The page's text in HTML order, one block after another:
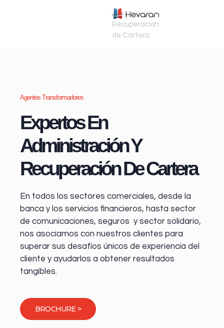
Recuperación
de Cartera
Agentes Transformadores
Expertos En
Administración Y
Recuperación De Cartera
En todos los sectores comerciales, desde la
banca y los servicios financieros, hasta sector
de comunicaciones, seguros y sector solidario,
nos asociamos con nuestros clientes para
superar sus desafíos únicos de experiencia del
cliente y ayudarlos a obtener resultados
tangibles.
BROCHURE >